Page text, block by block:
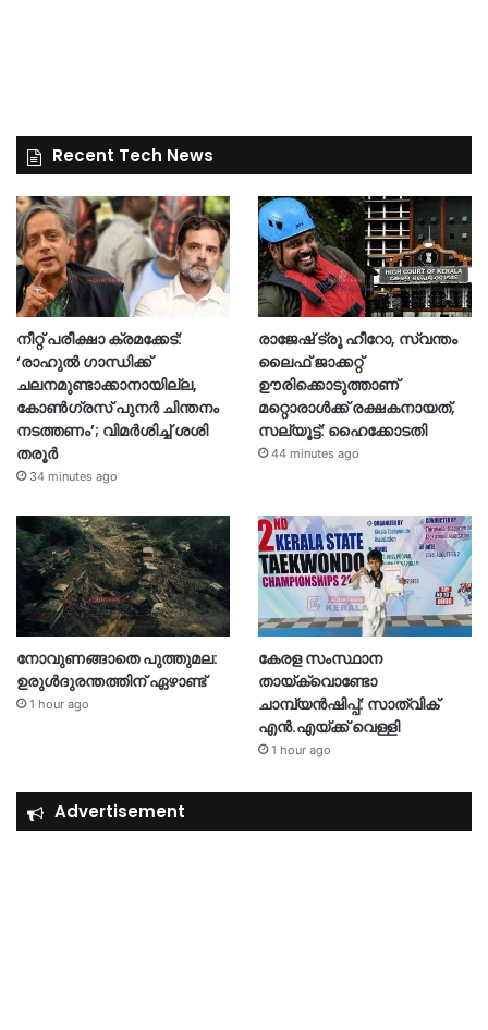
Recent Tech News
നീറ്റ് പരീക്ഷാ ക്രമക്കേട്:
‘രാഹുൽ ഗാന്ധിക്ക്
ചലനമുണ്ടാക്കാനായില്ല,
കോൺഗ്രസ് പുനർ ചിന്തനം
നടത്തണം’; വിമർശിച്ച് ശശി
തരൂർ
34 minutes ago
രാജേഷ് ട്രൂ ഹീറോ, സ്വന്തം
ലൈഫ് ജാക്കറ്റ്
ഊരിക്കൊടുത്താണ്
മറ്റൊരാള്‍ക്ക് രക്ഷകനായത്,
സല്യൂട്ട്: ഹൈക്കോടതി
44 minutes ago
നോവുണങ്ങാതെ പുത്തുമല:
ഉരുൾദുരന്തത്തിന് ഏഴാണ്ട്
1 hour ago
കേരള സംസ്ഥാന
തായ്‌ക്വൊണ്ടോ
ചാമ്പ്യൻഷിപ്പ്: സാത്വിക്
എൻ.എയ്ക്ക് വെള്ളി
1 hour ago
Advertisement